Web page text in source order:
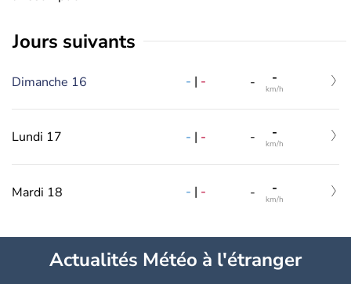
jours suivants
Dimanche 16 - | - - -
km/h
Lundi 17 - | - - -
km/h
Mardi 18 - | - - -
km/h
Actualités Météo à l'étranger